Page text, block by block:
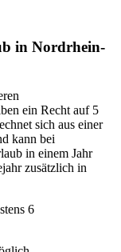
in Nordrhein-
ein Recht auf 5
sich aus einer
kann bei
in einem Jahr
zusätzlich in
6